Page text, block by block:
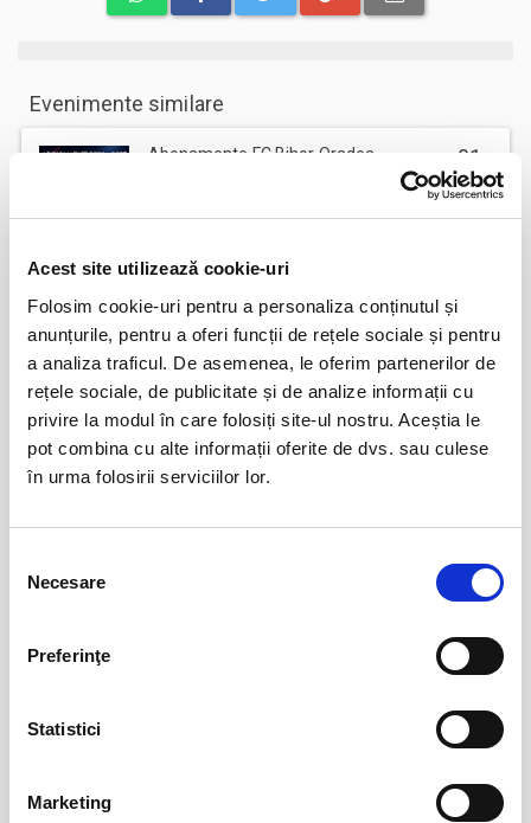
Acest site utilizează cookie-uri
Folosim cookie-uri pentru a personaliza conținutul și
anunțurile, pentru a oferi funcții de rețele sociale și pentru
a analiza traficul. De asemenea, le oferim partenerilor de
rețele sociale, de publicitate și de analize informații cu
privire la modul în care folosiți site-ul nostru. Aceștia le
pot combina cu alte informații oferite de dvs. sau culese
în urma folosirii serviciilor lor.
consimțământului
Necesare
Preferinţe
Statistici
Marketing
Evenimente similare
Abonamente FC Bihor Oradea
BILETE
01
iun
Abonamente Farul Constanta 05
iun
Abonamente FC Botosani
iul
04
iul